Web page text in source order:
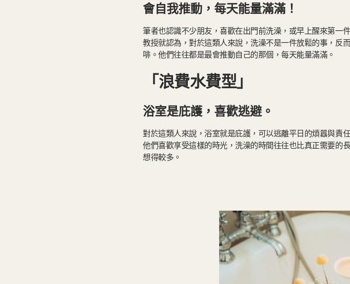
會自我推動，每天能量滿滿！
筆者也認識不少朋友，喜歡在出門前洗澡，或早上醒來第一
教授就認為，對於這類人來說，洗澡不是一件放鬆的事，反
啡。他們往往都是最會推動自己的那個，每天能量滿滿。
「浪費水費型」
浴室是庇護，喜歡逃避。
對於這類人來說，浴室就是庇護，可以逃離平日的煩囂與責
他們喜歡享受這樣的時光，洗澡的時間往往也比真正需要的
想得較多。